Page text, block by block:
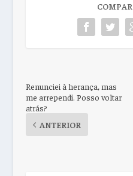
Renunciei à herança, mas
me arrependi. Posso voltar
atrás?
ANTERIOR